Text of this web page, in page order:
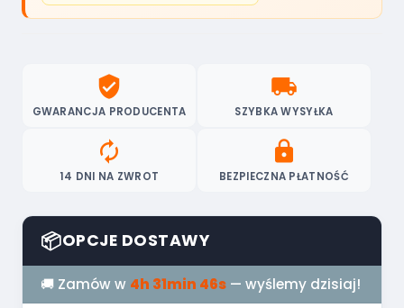
verified_user
GWARANCJA PRODUCENTA
local_shipping
SZYBKA WYSYŁKA
autorenew
14 DNI NA ZWROT
lock
BEZPIECZNA PŁATNOŚĆ
📦OPCJE DOSTAWY
🚚 Zamów w 4h 31min 45s — wyślemy dzisiaj!